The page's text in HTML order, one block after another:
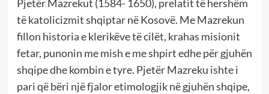
Pjetër Mazrekut (1584- 1650), prelatit të hershëm
të katolicizmit shqiptar në Kosovë. Me Mazrekun
fillon historia e klerikëve të cilët, krahas misionit
fetar, punonin me mish e me shpirt edhe për gjuhën
shqipe dhe kombin e tyre. Pjetër Mazreku ishte i
pari që bëri një fjalor etimologjik në gjuhën shqipe,